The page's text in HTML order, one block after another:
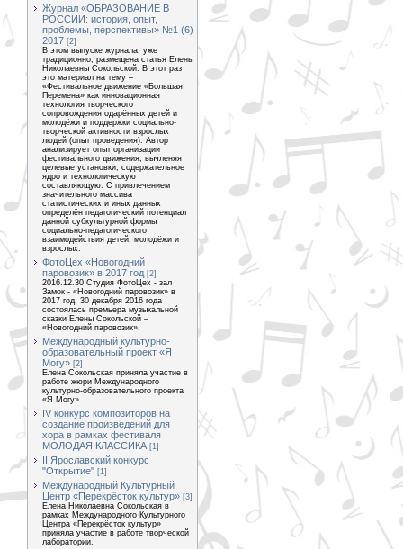
Журнал «ОБРАЗОВАНИЕ В
РОССИИ: история, опыт,
проблемы, перспективы» №1 (6)
2017 [2]
В этом выпуске журнала, уже
традиционно, размещена статья Елены
Николаевны Сокольской. В этот раз
это материал на тему –
«Фестивальное движение «Большая
Перемена» как инновационная
технология творческого
сопровождения одарённых детей и
молодёжи и поддержки социально-
творческой активности взрослых
людей (опыт проведения). Автор
анализирует опыт организации
фестивального движения, вычленяя
целевые установки, содержательное
ядро и технологическую
составляющую. С привлечением
значительного массива
статистических и иных данных
определён педагогический потенциал
данной субкультурной формы
социально-педагогического
взаимодействия детей, молодёжи и
взрослых.
ФотоЦех «Новогодний
паровозик» в 2017 год [2]
2016.12.30 Студия ФотоЦех - зал
Замок - «Новогодний паровозик» в
2017 год. 30 декабря 2016 года
состоялась премьера музыкальной
сказки Елены Сокольской –
«Новогодний паровозик».
Международный культурно-
образовательный проект «Я
Могу» [2]
Елена Сокольская приняла участие в
работе жюри Международного
культурно-образовательного проекта
«Я Могу»
IV конкурс композиторов на
создание произведений для
хора в рамках фестиваля
МОЛОДАЯ КЛАССИКА [1]
II Ярославский конкурс
"Открытие" [1]
Международный Культурный
Центр «Перекрёсток культур» [3]
Елена Николаевна Сокольская в
рамках Международного Культурного
Центра «Перекрёсток культур»
приняла участие в работе творческой
лаборатории.